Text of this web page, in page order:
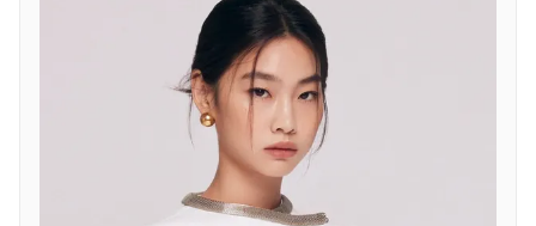
® Cấm sao chép dưới mọi hình thức nếu không có sự chấp
thuận bằng văn bản. Ghi rõ nguồn VTV.vn khi phát hành lại
thông tin từ website này.